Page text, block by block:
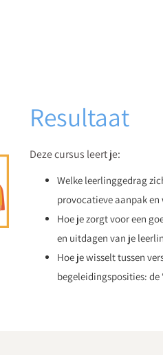
Resultaat
Deze cursus leert je:
Welke leerlinggedrag
provocatieve aanpak
Hoe je zorgt voor een
en uitdagen van je
Hoe je wisselt tussen
begeleidingsposities: de